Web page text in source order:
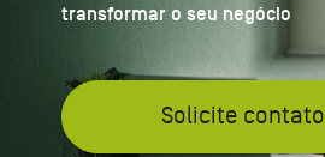
transformar o seu negócio
Solicite contato